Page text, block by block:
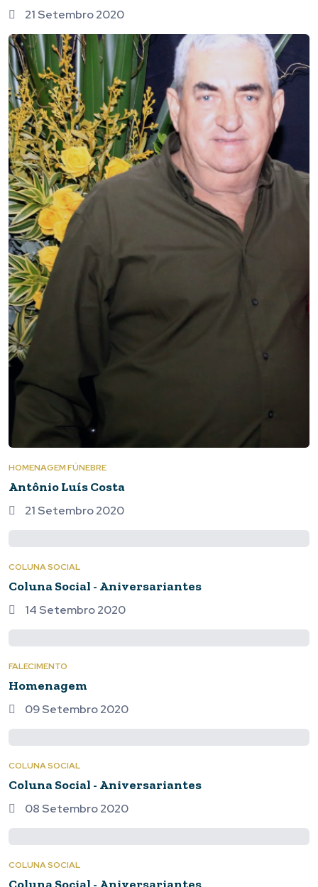
21 Setembro 2020
HOMENAGEM FÚNEBRE
Antônio Luís Costa
21 Setembro 2020
COLUNA SOCIAL
Coluna Social - Aniversariantes
14 Setembro 2020
FALECIMENTO
Homenagem
09 Setembro 2020
COLUNA SOCIAL
Coluna Social - Aniversariantes
08 Setembro 2020
COLUNA SOCIAL